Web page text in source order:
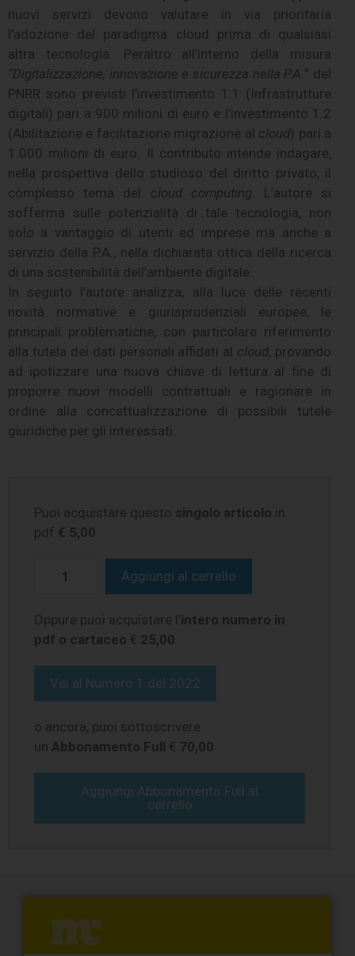
nuovi servizi devono valutare in via prioritaria
l’adozione del paradigma cloud prima di qualsiasi
altra tecnologia. Peraltro all’interno della misura
“Digitalizzazione, innovazione e sicurezza nella P.A. ” del
PNRR sono previsti l’investimento 1.1 (Infrastrutture
digitali) pari a 900 milioni di euro e l’investimento 1.2
(Abilitazione e facilitazione migrazione al cloud) pari a
1.000 milioni di euro.
Il contributo intende indagare,
nella prospettiva dello studioso del diritto privato, il
complesso tema del cloud computing . L’autore si
sofferma sulle potenzialità di tale tecnologia, non
solo a vantaggio di utenti ed imprese ma anche a
servizio della P.A., nella dichiarata ottica della ricerca
di una sostenibilità dell’ambiente digitale.
In seguito l’autore analizza, alla luce delle recenti
novità normative e giurisprudenziali europee, le
principali problematiche, con particolare riferimento
alla tutela dei dati personali affidati al cloud, provando
ad ipotizzare una nuova chiave di lettura al fine di
proporre nuovi modelli contrattuali e ragionare in
ordine alla concettualizzazione di possibili tutele
giuridiche per gli interessati.
Puoi acquistare questo singolo articolo in
pdf € 5,00
Aggiungi al carrello
Oppure puoi acquistare l’intero numero in
pdf o cartaceo € 25,00
Vai al Numero 1 del 2022
o ancora, puoi sottoscrivere
un Abbonamento Full € 70,00
Aggiungi Abbonamento Full al
carrello